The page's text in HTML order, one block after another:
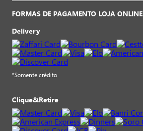
FORMAS DE PAGAMENTO LOJA ONLINE
Delivery
*Somente crédito
Clique&Retire